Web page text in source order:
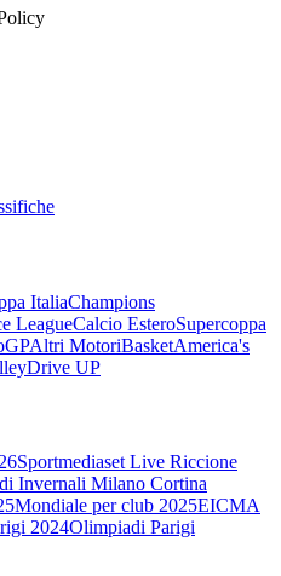
ItaliaChampions
LeagueCalcio EsteroSupercoppa
Altri MotoriBasketAmerica's
Drive UP
Sportmediaset Live Riccione
Invernali Milano Cortina
Mondiale per club 2025EICMA
2024Olimpiadi Parigi